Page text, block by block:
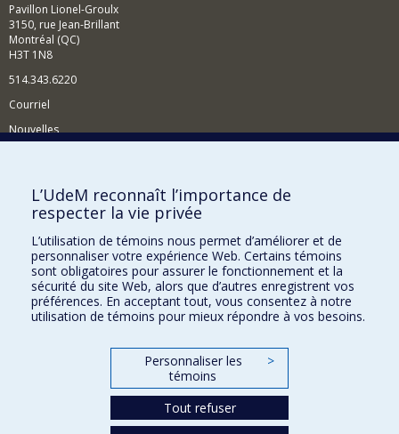
Pavillon Lionel-Groulx
3150, rue Jean-Brillant
Montréal (QC)
H3T 1N8
514.343.6220
Courriel
Nouvelles
Comment soutenir le Département?
BESOIN D'AIDE?
Plan du site
Signaler une erreur
Accessibilité
FACULTÉ DES ARTS ET DES SCIENCES
Nos départements et écoles
L’UdeM reconnaît l’importance de
respecter la vie privée
L’utilisation de témoins nous permet d’améliorer et de
personnaliser votre expérience Web. Certains témoins
sont obligatoires pour assurer le fonctionnement et la
sécurité du site Web, alors que d’autres enregistrent vos
préférences. En acceptant tout, vous consentez à notre
utilisation de témoins pour mieux répondre à vos besoins.
Personnaliser les
témoins
>
Tout refuser